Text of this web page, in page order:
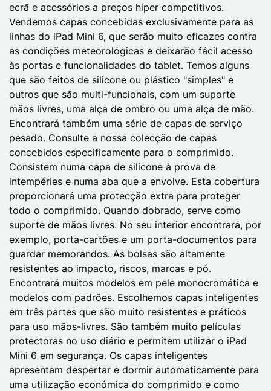
ecrã e acessórios a preços hiper competitivos.
Vendemos capas concebidas exclusivamente para as
linhas do iPad Mini 6, que serão muito eficazes contra
as condições meteorológicas e deixarão fácil acesso
às portas e funcionalidades do tablet. Temos alguns
que são feitos de silicone ou plástico "simples" e
outros que são multi-funcionais, com um suporte
mãos livres, uma alça de ombro ou uma alça de mão.
Encontrará também uma série de capas de serviço
pesado. Consulte a nossa colecção de capas
concebidos especificamente para o comprimido.
Consistem numa capa de silicone à prova de
intempéries e numa aba que a envolve. Esta cobertura
proporcionará uma protecção extra para proteger
todo o comprimido. Quando dobrado, serve como
suporte de mãos livres. No seu interior encontrará, por
exemplo, porta-cartões e um porta-documentos para
guardar memorandos. As bolsas são altamente
resistentes ao impacto, riscos, marcas e pó.
Encontrará muitos modelos em pele monocromática e
modelos com padrões. Escolhemos capas inteligentes
em três partes que são muito resistentes e práticos
para uso mãos-livres. São também muito películas
protectoras no uso diário e permitem utilizar o iPad
Mini 6 em segurança. Os capas inteligentes
apresentam despertar e dormir automaticamente para
uma utilização económica do comprimido e como